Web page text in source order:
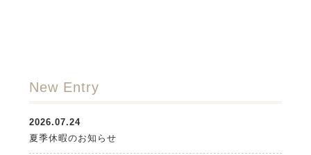
New Entry
2026.07.24
夏季休暇のお知らせ